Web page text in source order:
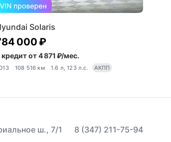
Solaris
000 ₽
кредит от 4 871 ₽/мес.
108 516 км 1.6 л, 123 л.с. АКПП
ш., 7/1 8 (347) 211-75-94